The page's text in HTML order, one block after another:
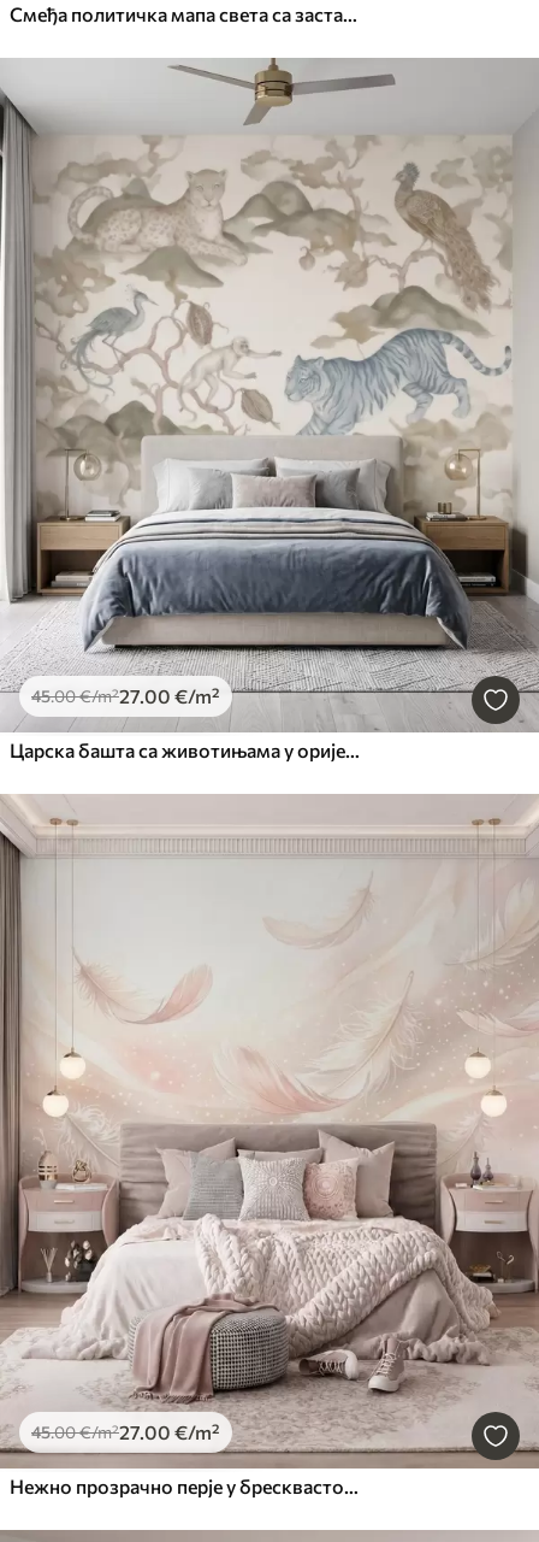
Смеђа политичка мапа света са заставама на енглеском језику
45.00€/m²27.00 €/m²
Царска башта са животињама у оријенталном стилу — мајмуном, леопардом, тигром, пауном и чапљом
45.00€/m²27.00 €/m²
Нежно прозрачно перје у бресквасто-ружичастој измаглици са сјајем